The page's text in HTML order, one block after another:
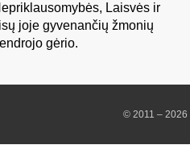
Laisvės ir
joje gyvenančių žmonių
gėrio.
© 2011 – 2026 |